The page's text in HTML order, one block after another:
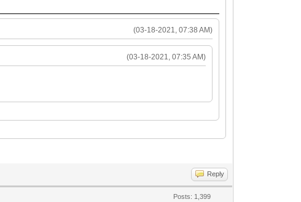
(03-18-2021, 07:38 AM)
(03-18-2021, 07:35 AM)
Reply
Posts: 1,399